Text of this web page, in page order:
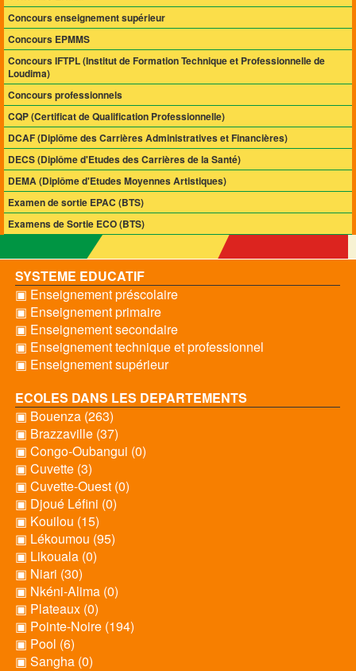
Concours enseignement supérieur
Concours EPMMS
Concours IFTPL (Institut de Formation Technique et Professionnelle de
Loudima)
Concours professionnels
CQP (Certificat de Qualification Professionnelle)
DCAF (Diplôme des Carrières Administratives et Financières)
DECS (Diplôme d'Etudes des Carrières de la Santé)
DEMA (Diplôme d'Etudes Moyennes Artistiques)
Examen de sortie EPAC (BTS)
Examens de Sortie ECO (BTS)
SYSTEME EDUCATIF
▣ Enseignement préscolaire
▣ Enseignement primaire
▣ Enseignement secondaire
▣ Enseignement technique et professionnel
▣ Enseignement supérieur
ECOLES DANS LES DEPARTEMENTS
▣ Bouenza (263)
▣ Brazzaville (37)
▣ Congo-Oubangui (0)
▣ Cuvette (3)
▣ Cuvette-Ouest (0)
▣ Djoué Léfini (0)
▣ Kouilou (15)
▣ Lékoumou (95)
▣ Likouala (0)
▣ Niari (30)
▣ Nkéni-Alima (0)
▣ Plateaux (0)
▣ Pointe-Noire (194)
▣ Pool (6)
▣ Sangha (0)